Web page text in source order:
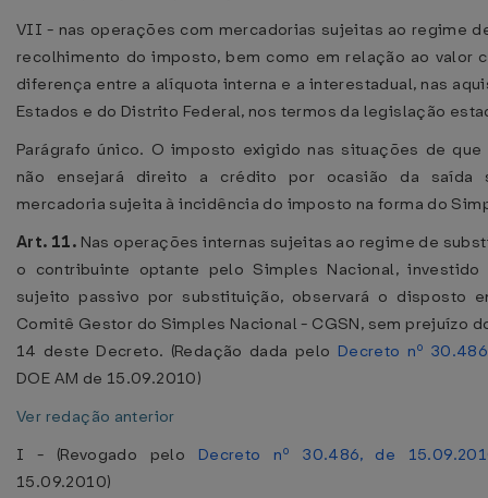
VII - nas operações com mercadorias sujeitas ao regime
recolhimento do imposto, bem como em relação ao valor
diferença entre a alíquota interna e a interestadual, nas
Estados e do Distrito Federal, nos termos da legislação
Parágrafo único. O imposto exigido nas situações de
não ensejará direito a crédito por ocasião da saída
mercadoria sujeita à incidência do imposto na forma do
Art. 11. Nas operações internas sujeitas ao regime de
o contribuinte optante pelo Simples Nacional,
sujeito passivo por substituição, observará o disposto
Comitê Gestor do Simples Nacional - CGSN, sem prejuízo
14 deste Decreto. (Redação dada pelo Decreto nº
DOE AM de 15.09.2010)
Ver redação anterior
I - (Revogado pelo Decreto nº 30.486, de
15.09.2010)